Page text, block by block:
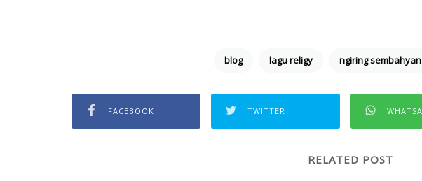
blog lagu religy ngiring
FACEBOOK TWITTER
RELATED POST